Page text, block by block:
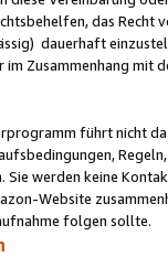
das
dauerhaft
Zusammenhang mit
führt nicht
werden keine
Website
folgen sollte.